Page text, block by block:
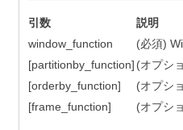
引数
説明
window_function
(必須)
[partitionby_function] (オプシ
[orderby_function]
(オプシ
[frame_function]
(オプシ